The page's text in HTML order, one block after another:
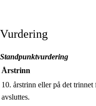
Vurdering
Standpunktvurdering
Årstrinn
10. årstrinn eller på det trinnet
avsluttes.